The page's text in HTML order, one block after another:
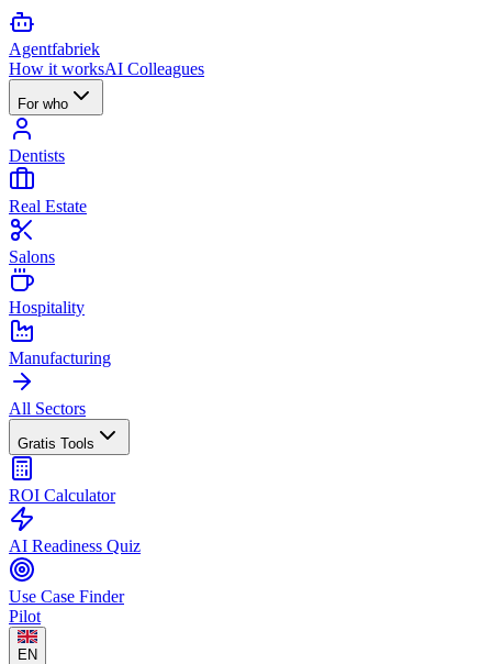
Agentfabriek
How it worksAI Colleagues
For who
Dentists
Real Estate
Salons
Hospitality
Manufacturing
All Sectors
Gratis Tools
ROI Calculator
AI Readiness Quiz
Use Case Finder
Pilot
EN